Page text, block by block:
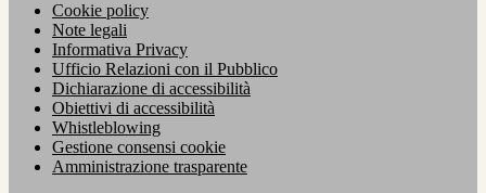
Cookie policy
Note legali
Informativa Privacy
Ufficio Relazioni con il Pubblico
Dichiarazione di accessibilità
Obiettivi di accessibilità
Whistleblowing
Gestione consensi cookie
Amministrazione trasparente